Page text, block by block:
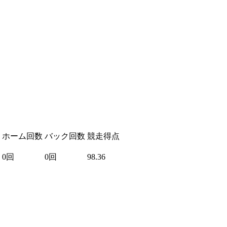
ホーム回数 バック回数 競走得点
0回 0回 98.36